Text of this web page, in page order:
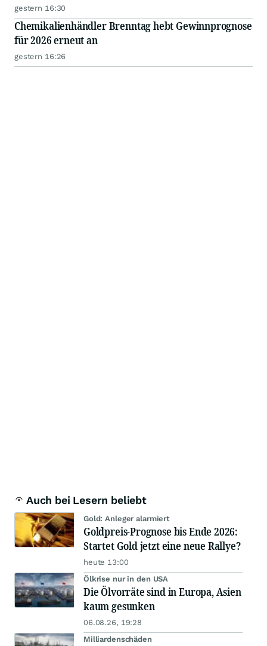
gestern 16:30
Chemikalienhändler Brenntag hebt Gewinnprognose
für 2026 erneut an
gestern 16:26
Auch bei Lesern beliebt
Gold: Anleger alarmiert
Goldpreis-Prognose bis Ende 2026:
Startet Gold jetzt eine neue Rallye?
heute 13:00
Ölkrise nur in den USA
Die Ölvorräte sind in Europa, Asien
kaum gesunken
06.08.26, 19:28
Milliardenschäden